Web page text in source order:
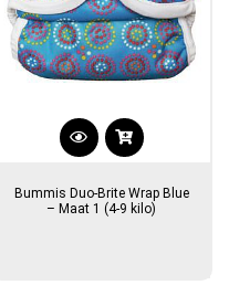
Bummis Duo-Brite Wrap Blue
– Maat 1 (4-9 kilo)